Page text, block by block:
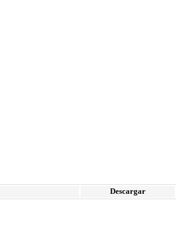
Descargar